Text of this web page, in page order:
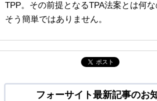
TPP。その前提となるTPA法案とは何
そう簡単ではありません。
ポスト
フォーサイト最新記事のお